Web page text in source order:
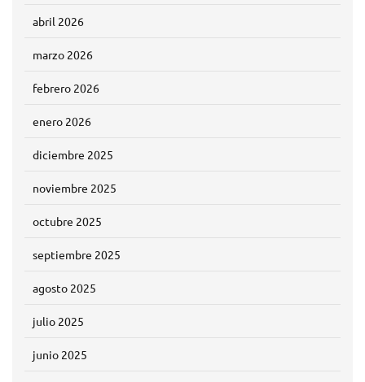
abril 2026
marzo 2026
febrero 2026
enero 2026
diciembre 2025
noviembre 2025
octubre 2025
septiembre 2025
agosto 2025
julio 2025
junio 2025